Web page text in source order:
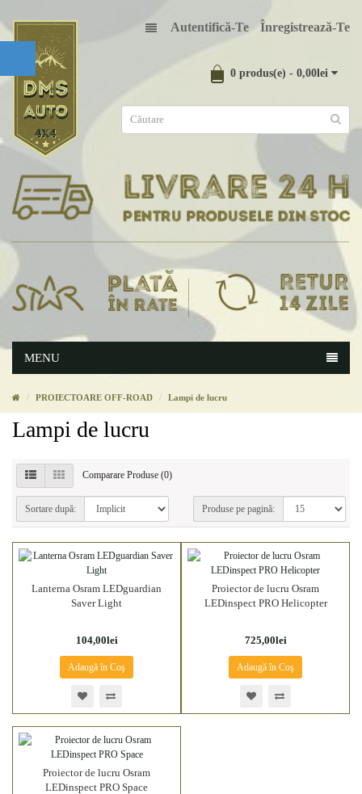
Autentifică-Te Înregistrează-Te
0 produs(e) - 0,00lei
MENU
PROIECTOARE OFF-ROAD Lampi de lucru
Lampi de lucru
Comparare Produse (0)
Sortare după: Produse pe pagină:
Lanterna Osram LEDguardian
Saver Light
104,00lei
Adaugă în Coş
Proiector de lucru Osram
LEDinspect PRO Helicopter
725,00lei
Adaugă în Coş
Proiector de lucru Osram
LEDinspect PRO Space